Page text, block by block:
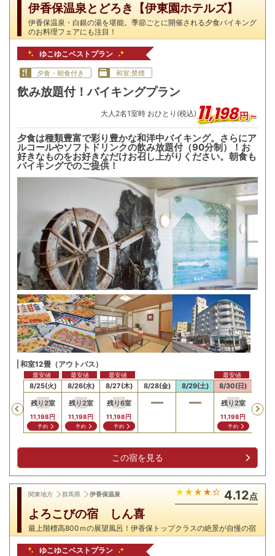
伊香保温泉とどろき【伊東園ホテルズ】
伊香保温泉・白銀の湯を堪能。季節ごとに開催される夕食バイキング
のお料理フェアにも注目！
ゆこゆこベストプラン
夕食・朝食付き 和室:禁煙
飲み放題付！バイキングプラン
大人 2名1室時 おひとり(税込)11,198円～
夕食は種類豊富で彩り豊かな和洋中バイキング。さらにア
ルコールやソフトドリンクの飲み放題付（90分制）！お
好きなものをお好きなだけお召し上がりください。朝食も
バイキングでのご提供！
和室12畳（アウトバス）
Previous
円
8/25(火)
残り2室
11,198 円
予約
最安値
8/26(水)
残り2室
11,198 円
予約
最安値
8/27(木)
残り6室
11,198 円
予約
最安値
8/28(金) 8/29(土)
8/30(日)
残り2室
11,198 円
予約
最安値
この宿を見る
関東地方 群馬県 伊香保温泉 4.12点
よろこびの宿 しん喜
最上階標高800ｍの展望風呂！伊香保トップクラスの絶景が自慢の宿
ゆこゆこベストプラン